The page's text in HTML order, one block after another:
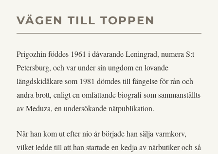
VÄGEN TILL TOPPEN
Prigozhin föddes 1961 i dåvarande Leningrad, numera S:t
Petersburg, och var under sin ungdom en lovande
längdskidåkare som 1981 dömdes till fängelse för rån och
andra brott, enligt en omfattande biografi som sammanställts
av Meduza, en undersökande nätpublikation.
När han kom ut efter nio år började han sälja varmkorv,
vilket ledde till att han startade en kedja av närbutiker och så